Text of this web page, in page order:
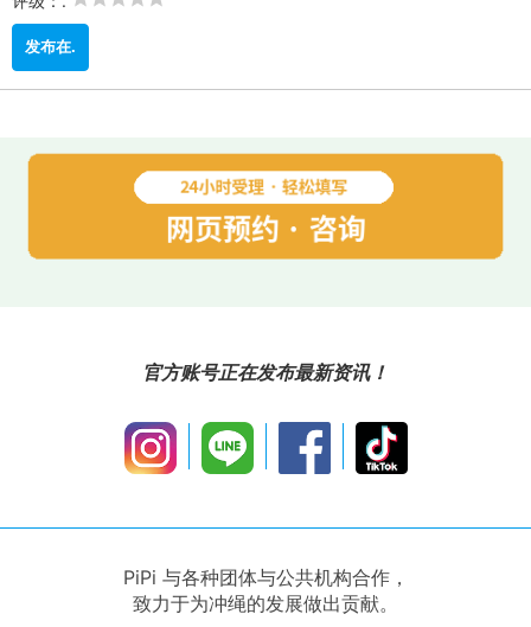
官方账号正在发布最新资讯！
PiPi 与各种团体与公共机构合作，
致力于为冲绳的发展做出贡献。